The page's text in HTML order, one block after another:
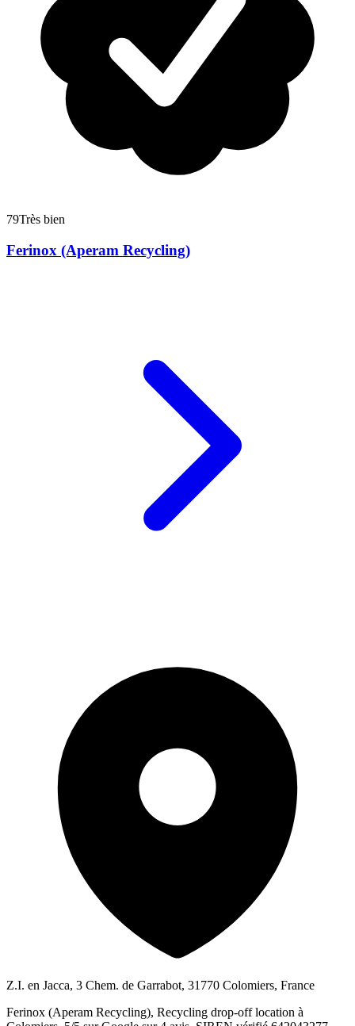
79Très bien
Ferinox (Aperam Recycling)
Z.I. en Jacca, 3 Chem. de Garrabot, 31770 Colomiers, France
Ferinox (Aperam Recycling), Recycling drop-off location à